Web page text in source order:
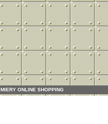
MIERY ONLINE SHOPPING